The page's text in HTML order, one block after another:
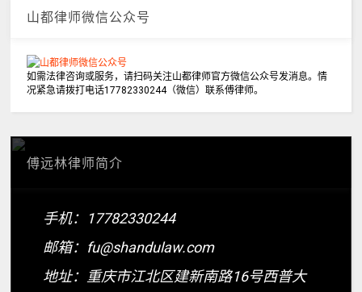
山都律师微信公众号
如需法律咨询或服务，请扫码关注山都律师官方微信公众号发消息。情
况紧急请拨打电话17782330244（微信）联系傅律师。
傅远林律师简介
手机：17782330244
邮箱：fu@shandulaw.com
地址：重庆市江北区建新南路16号西普大